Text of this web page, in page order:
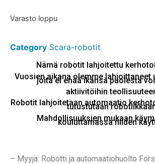
Varasto loppu
Category Scara-robotit
Nämä robotit lahjoitettu
Vuosien aikana olemme lahjoittaneet
joita ei enää ikänsä puolesta
aktiivitöihin
Robotit lahjoitetaan automaatio
tutustutaan
Mahdollisuuksien mukaan
kouluttamassa niiden
– Myyjä: Robotti ja automaatiohuolto